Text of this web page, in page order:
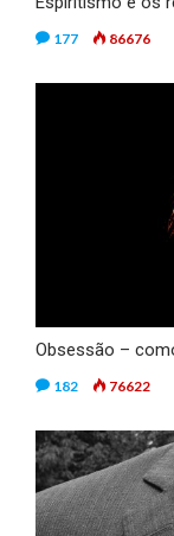
177 86676
Obsessão –
182 76622